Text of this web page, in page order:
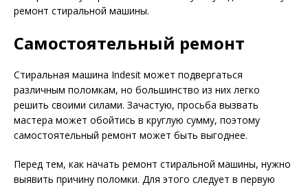
ремонт стиральной машины.
Самостоятельный ремонт
Стиральная машина Indesit может подвергаться
различным поломкам, но большинство из них легко
решить своими силами. Зачастую, просьба вызвать
мастера может обойтись в круглую сумму, поэтому
самостоятельный ремонт может быть выгоднее.
Перед тем, как начать ремонт стиральной машины, нужно
выявить причину поломки. Для этого следует в первую